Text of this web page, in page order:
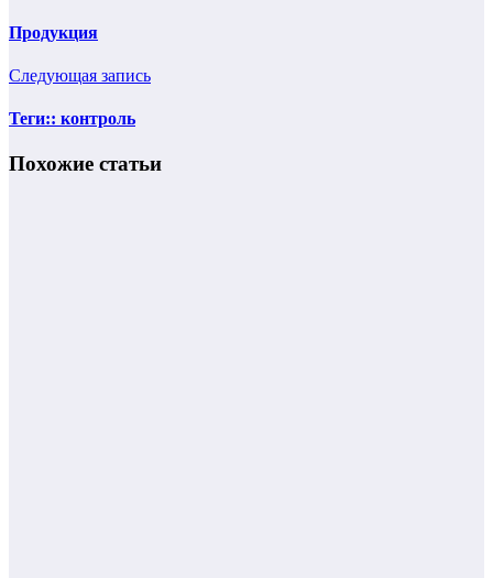
Продукция
Следующая запись
Теги:: контроль
Похожие статьи